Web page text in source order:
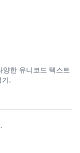
한 유니코드 텍스트
.